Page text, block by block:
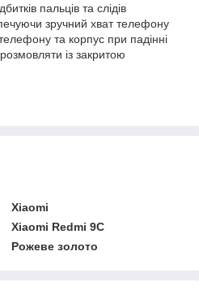
пальців та слідів
зручний хват телефону
та корпус при падінні
із закритою
Xiaomi
Xiaomi Redmi 9C
Рожеве золото